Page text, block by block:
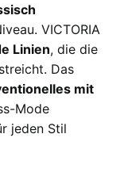
VICTORIA
Linien, die die
Das
mit
Mode
jeden Stil